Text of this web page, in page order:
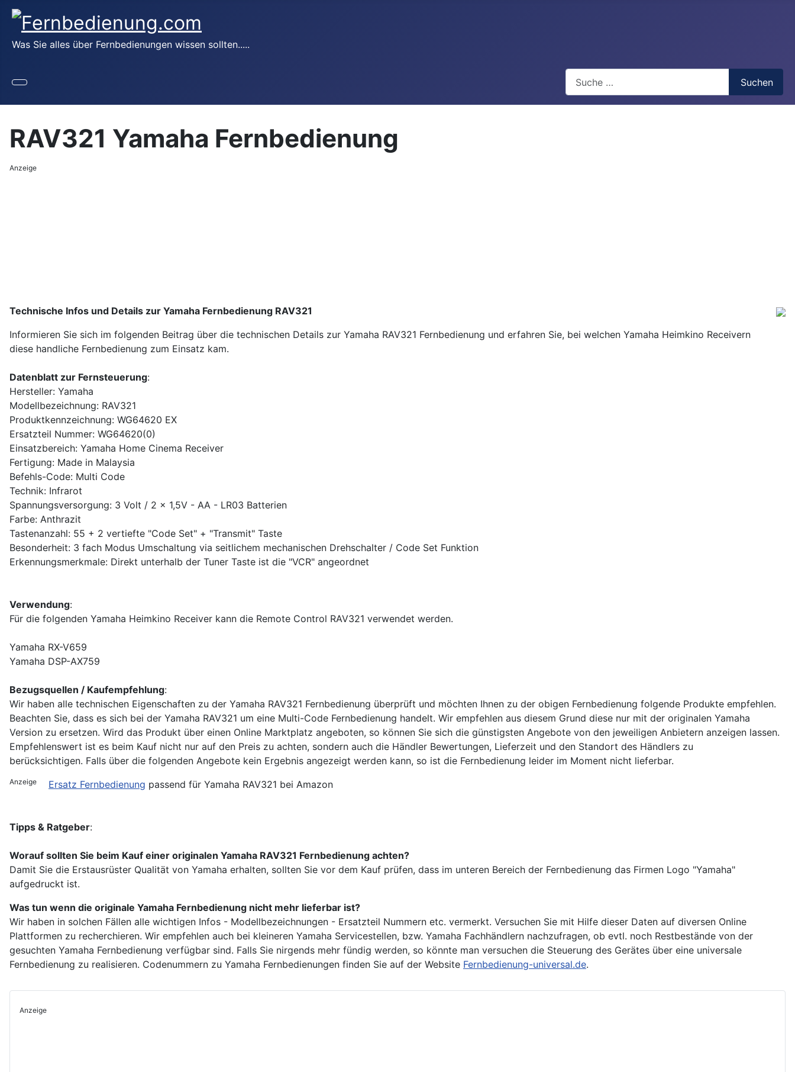
Was Sie alles über Fernbedienungen wissen sollten.....
Suchen
RAV321 Yamaha Fernbedienung
Anzeige
Technische Infos und Details zur Yamaha Fernbedienung RAV321
Informieren Sie sich im folgenden Beitrag über die technischen Details zur Yamaha RAV321 Fernbedienung und erfahren Sie, bei welchen Yamaha Heimkino Receivern
diese handliche Fernbedienung zum Einsatz kam.
Datenblatt zur Fernsteuerung:
Hersteller: Yamaha
Modellbezeichnung: RAV321
Produktkennzeichnung: WG64620 EX
Ersatzteil Nummer: WG64620(0)
Einsatzbereich: Yamaha Home Cinema Receiver
Fertigung: Made in Malaysia
Befehls-Code: Multi Code
Technik: Infrarot
Spannungsversorgung: 3 Volt / 2 x 1,5V - AA - LR03 Batterien
Farbe: Anthrazit
Tastenanzahl: 55 + 2 vertiefte "Code Set" + "Transmit" Taste
Besonderheit: 3 fach Modus Umschaltung via seitlichem mechanischen Drehschalter / Code Set Funktion
Erkennungsmerkmale: Direkt unterhalb der Tuner Taste ist die "VCR" angeordnet
Verwendung:
Für die folgenden Yamaha Heimkino Receiver kann die Remote Control RAV321 verwendet werden.
Yamaha RX-V659
Yamaha DSP-AX759
Bezugsquellen / Kaufempfehlung:
Wir haben alle technischen Eigenschaften zu der Yamaha RAV321 Fernbedienung überprüft und möchten Ihnen zu der obigen Fernbedienung folgende Produkte empfehlen.
Beachten Sie, dass es sich bei der Yamaha RAV321 um eine Multi-Code Fernbedienung handelt. Wir empfehlen aus diesem Grund diese nur mit der originalen Yamaha
Version zu ersetzen. Wird das Produkt über einen Online Marktplatz angeboten, so können Sie sich die günstigsten Angebote von den jeweiligen Anbietern anzeigen lassen.
Empfehlenswert ist es beim Kauf nicht nur auf den Preis zu achten, sondern auch die Händler Bewertungen, Lieferzeit und den Standort des Händlers zu
berücksichtigen. Falls über die folgenden Angebote kein Ergebnis angezeigt werden kann, so ist die Fernbedienung leider im Moment nicht lieferbar.
Anzeige Ersatz Fernbedienung passend für Yamaha RAV321 bei Amazon
Tipps & Ratgeber:
Worauf sollten Sie beim Kauf einer originalen Yamaha RAV321 Fernbedienung achten?
Damit Sie die Erstausrüster Qualität von Yamaha erhalten, sollten Sie vor dem Kauf prüfen, dass im unteren Bereich der Fernbedienung das Firmen Logo "Yamaha"
aufgedruckt ist.
Was tun wenn die originale Yamaha Fernbedienung nicht mehr lieferbar ist?
Wir haben in solchen Fällen alle wichtigen Infos - Modellbezeichnungen - Ersatzteil Nummern etc. vermerkt. Versuchen Sie mit Hilfe dieser Daten auf diversen Online
Plattformen zu recherchieren. Wir empfehlen auch bei kleineren Yamaha Servicestellen, bzw. Yamaha Fachhändlern nachzufragen, ob evtl. noch Restbestände von der
gesuchten Yamaha Fernbedienung verfügbar sind. Falls Sie nirgends mehr fündig werden, so könnte man versuchen die Steuerung des Gerätes über eine universale
Fernbedienung zu realisieren. Codenummern zu Yamaha Fernbedienungen finden Sie auf der Website Fernbedienung-universal.de.
Anzeige